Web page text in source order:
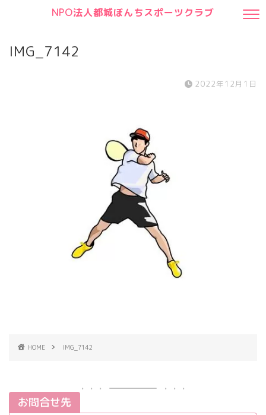
NPO法人都城ぼんちスポーツクラブ
IMG_7142
2022年12月1日
HOME IMG_7142
お問合せ先